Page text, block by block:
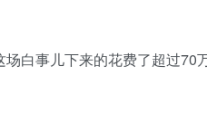
白事儿下来的花费了超过70